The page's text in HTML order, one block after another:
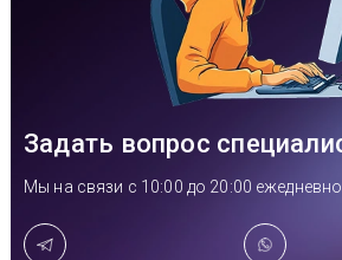
Реквизиты
Контакты
Гарантия
Задать вопрос
Мы на связи с 10:00 до 20:00 ежедневно